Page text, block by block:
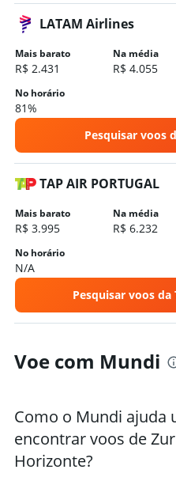
Hotéis em Monte Verde
Hotéis em São Thomé das
Hotéis em Juiz de Fora
Hotéis em Tiradentes
Hotéis em Ipatinga
Hotéis em Montes Claros
Hotéis em São Lourenço
LATAM Airlines
Mais barato
R$ 2.431
Na média
R$ 4.055
No horário
81%
Pesquisar voos
TAP AIR PORTUGAL
Mais barato
R$ 3.995
Na média
R$ 6.232
No horário
N/A
Pesquisar voos da
Voe com Mundi
Como o Mundi ajuda
encontrar voos de
Horizonte?